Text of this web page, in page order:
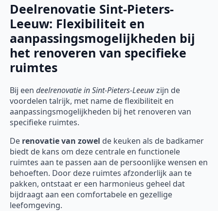
Deelrenovatie Sint-Pieters-
Leeuw: Flexibiliteit en
aanpassingsmogelijkheden bij
het renoveren van specifieke
ruimtes
Bij een deelrenovatiein Sint-Pieters-Leeuwzijn de
voordelen talrijk, met name de flexibiliteit en
aanpassingsmogelijkheden bij het renoveren van
specifieke ruimtes.
De renovatie van zowel de keuken als de badkamer
biedt de kans om deze centrale en functionele
ruimtes aan te passen aan de persoonlijke wensen en
behoeften. Door deze ruimtes afzonderlijk aan te
pakken, ontstaat er een harmonieus geheel dat
bijdraagt aan een comfortabele en gezellige
leefomgeving.